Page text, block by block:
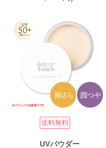
送料無料
UVパウダー